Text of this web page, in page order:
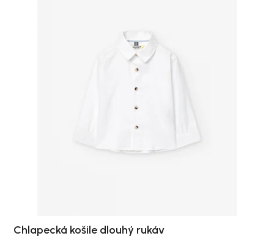
Chlapecká košile dlouhý rukáv